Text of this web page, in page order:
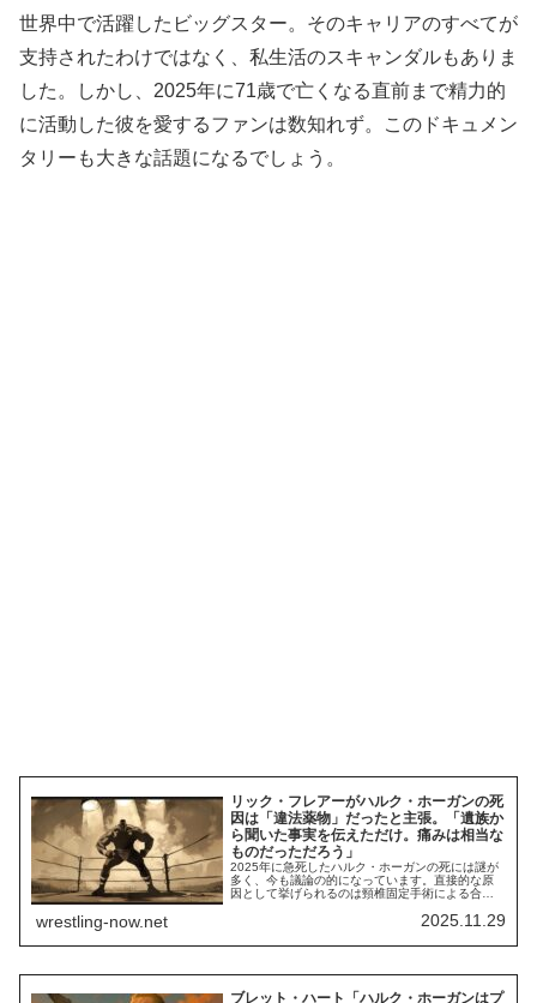
世界中で活躍したビッグスター。そのキャリアのすべてが
支持されたわけではなく、私生活のスキャンダルもありま
した。しかし、2025年に71歳で亡くなる直前まで精力的
に活動した彼を愛するファンは数知れず。このドキュメン
タリーも大きな話題になるでしょう。
リック・フレアーがハルク・ホーガンの死
因は「違法薬物」だったと主張。「遺族か
ら聞いた事実を伝えただけ。痛みは相当な
ものだっただろう」
2025年に急死したハルク・ホーガンの死には謎が
多く、今も議論の的になっています。直接的な原
因として挙げられるのは頸椎固定手術による合併
その後も適切な治療をしなかった」と主張してい
ずれ大きな動きがあるかもしれません。さらに、
ガン...
wrestling-now.net 2025.11.29
ブレット・ハート「ハルク・ホーガンはプ